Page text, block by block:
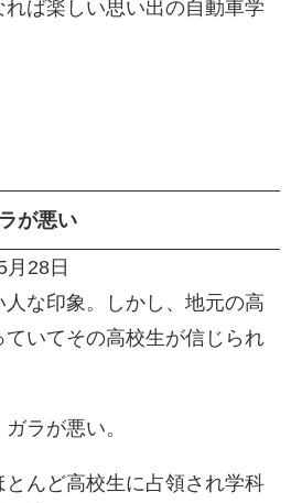
ば楽しい思い出の自動車学
が悪い
月28日
な印象。しかし、地元の高
いてその高校生が信じられ
ラが悪い。
んど高校生に占領され学科